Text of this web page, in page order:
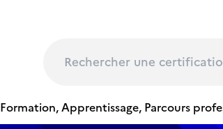
Formation, Apprentissage, Parcours